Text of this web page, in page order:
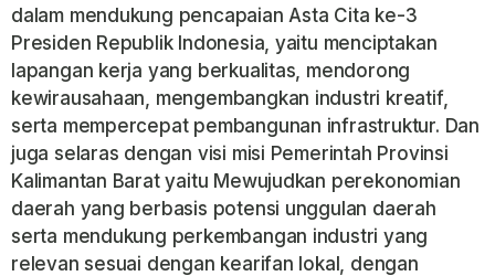
dalam mendukung pencapaian Asta Cita ke-3
Presiden Republik Indonesia, yaitu menciptakan
lapangan kerja yang berkualitas, mendorong
kewirausahaan, mengembangkan industri kreatif,
serta mempercepat pembangunan infrastruktur. Dan
juga selaras dengan visi misi Pemerintah Provinsi
Kalimantan Barat yaitu Mewujudkan perekonomian
daerah yang berbasis potensi unggulan daerah
serta mendukung perkembangan industri yang
relevan sesuai dengan kearifan lokal, dengan